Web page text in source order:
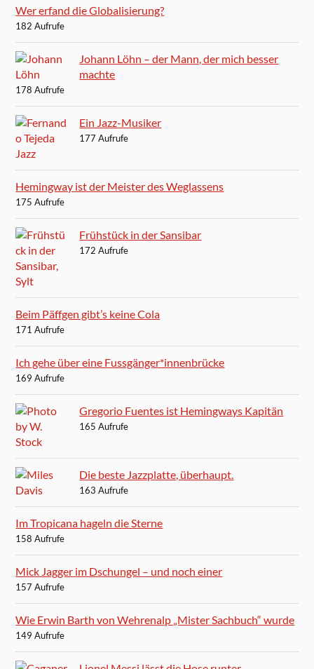
Wer erfand die Globalisierung?
182 Aufrufe
Johann Löhn – der Mann, der mich besser
machte
178 Aufrufe
Ein Jazz-Musiker
177 Aufrufe
Hemingway ist der Meister des Weglassens
175 Aufrufe
Frühstück in der Sansibar
172 Aufrufe
Beim Päffgen gibt’s keine Cola
171 Aufrufe
Ich gehe über eine Fussgänger*innenbrücke
169 Aufrufe
Gregorio Fuentes ist Hemingways Kapitän
165 Aufrufe
Die beste Jazzplatte, überhaupt.
163 Aufrufe
Im Tropicana hageln die Sterne
158 Aufrufe
Mick Jagger im Dschungel – und noch einer
157 Aufrufe
Wie Erwin Barth von Wehrenalp „Mister Sachbuch“ wurde
149 Aufrufe